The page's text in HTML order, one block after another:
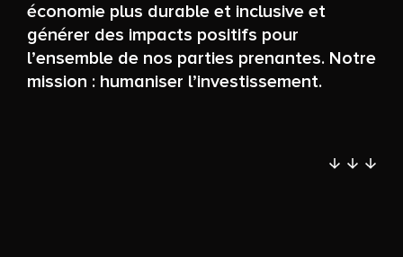
économie plus durable et inclusive et
générer des impacts positifs pour
l’ensemble de nos parties prenantes. Notre
mission : humaniser l’investissement.